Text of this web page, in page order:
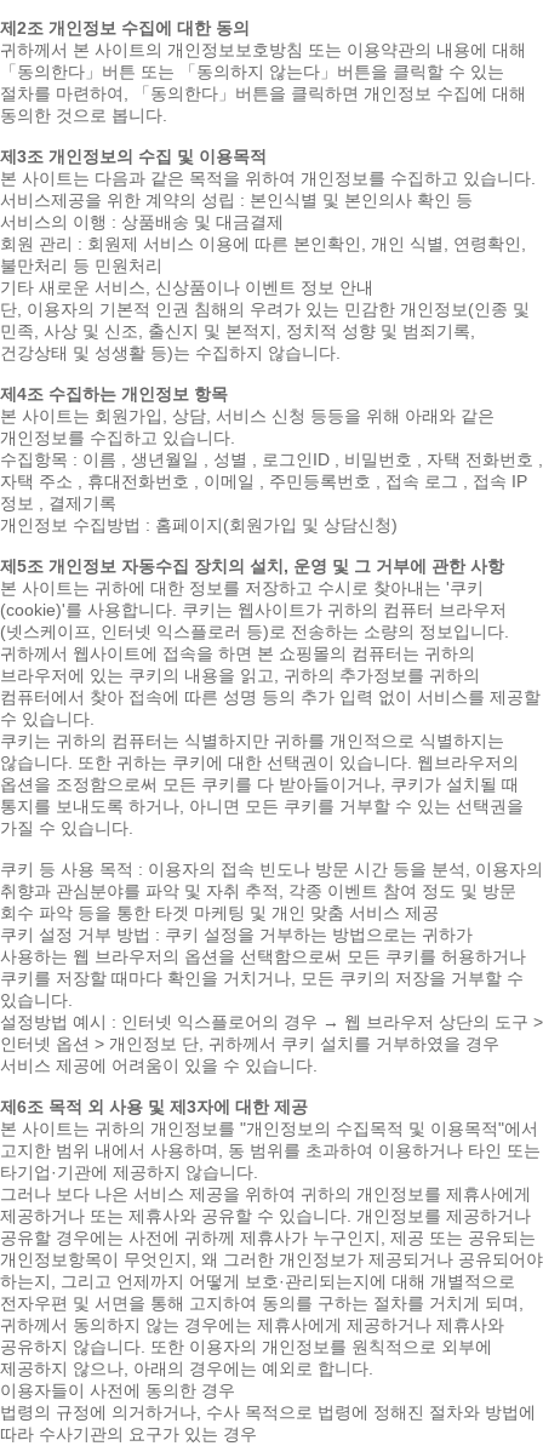
제2조 개인정보 수집에 대한 동의
귀하께서 본 사이트의 개인정보보호방침 또는 이용약관의 내용에 대해
「동의한다」버튼 또는 「동의하지 않는다」버튼을 클릭할 수 있는
절차를 마련하여, 「동의한다」버튼을 클릭하면 개인정보 수집에 대해
동의한 것으로 봅니다.
제3조 개인정보의 수집 및 이용목적
본 사이트는 다음과 같은 목적을 위하여 개인정보를 수집하고 있습니다.
서비스제공을 위한 계약의 성립 : 본인식별 및 본인의사 확인 등
서비스의 이행 : 상품배송 및 대금결제
회원 관리 : 회원제 서비스 이용에 따른 본인확인, 개인 식별, 연령확인,
불만처리 등 민원처리
기타 새로운 서비스, 신상품이나 이벤트 정보 안내
단, 이용자의 기본적 인권 침해의 우려가 있는 민감한 개인정보(인종 및
민족, 사상 및 신조, 출신지 및 본적지, 정치적 성향 및 범죄기록,
건강상태 및 성생활 등)는 수집하지 않습니다.
제4조 수집하는 개인정보 항목
본 사이트는 회원가입, 상담, 서비스 신청 등등을 위해 아래와 같은
개인정보를 수집하고 있습니다.
수집항목 : 이름 , 생년월일 , 성별 , 로그인ID , 비밀번호 , 자택 전화번호 ,
자택 주소 , 휴대전화번호 , 이메일 , 주민등록번호 , 접속 로그 , 접속 IP
정보 , 결제기록
개인정보 수집방법 : 홈페이지(회원가입 및 상담신청)
제5조 개인정보 자동수집 장치의 설치, 운영 및 그 거부에 관한 사항
본 사이트는 귀하에 대한 정보를 저장하고 수시로 찾아내는 '쿠키
(cookie)'를 사용합니다. 쿠키는 웹사이트가 귀하의 컴퓨터 브라우저
(넷스케이프, 인터넷 익스플로러 등)로 전송하는 소량의 정보입니다.
귀하께서 웹사이트에 접속을 하면 본 쇼핑몰의 컴퓨터는 귀하의
브라우저에 있는 쿠키의 내용을 읽고, 귀하의 추가정보를 귀하의
컴퓨터에서 찾아 접속에 따른 성명 등의 추가 입력 없이 서비스를 제공할
수 있습니다.
쿠키는 귀하의 컴퓨터는 식별하지만 귀하를 개인적으로 식별하지는
않습니다. 또한 귀하는 쿠키에 대한 선택권이 있습니다. 웹브라우저의
옵션을 조정함으로써 모든 쿠키를 다 받아들이거나, 쿠키가 설치될 때
통지를 보내도록 하거나, 아니면 모든 쿠키를 거부할 수 있는 선택권을
가질 수 있습니다.
쿠키 등 사용 목적 : 이용자의 접속 빈도나 방문 시간 등을 분석, 이용자의
취향과 관심분야를 파악 및 자취 추적, 각종 이벤트 참여 정도 및 방문
회수 파악 등을 통한 타겟 마케팅 및 개인 맞춤 서비스 제공
쿠키 설정 거부 방법 : 쿠키 설정을 거부하는 방법으로는 귀하가
사용하는 웹 브라우저의 옵션을 선택함으로써 모든 쿠키를 허용하거나
쿠키를 저장할 때마다 확인을 거치거나, 모든 쿠키의 저장을 거부할 수
있습니다.
설정방법 예시 : 인터넷 익스플로어의 경우 → 웹 브라우저 상단의 도구 >
인터넷 옵션 > 개인정보 단, 귀하께서 쿠키 설치를 거부하였을 경우
서비스 제공에 어려움이 있을 수 있습니다.
제6조 목적 외 사용 및 제3자에 대한 제공
본 사이트는 귀하의 개인정보를 "개인정보의 수집목적 및 이용목적"에서
고지한 범위 내에서 사용하며, 동 범위를 초과하여 이용하거나 타인 또는
타기업·기관에 제공하지 않습니다.
그러나 보다 나은 서비스 제공을 위하여 귀하의 개인정보를 제휴사에게
제공하거나 또는 제휴사와 공유할 수 있습니다. 개인정보를 제공하거나
공유할 경우에는 사전에 귀하께 제휴사가 누구인지, 제공 또는 공유되는
개인정보항목이 무엇인지, 왜 그러한 개인정보가 제공되거나 공유되어야
하는지, 그리고 언제까지 어떻게 보호·관리되는지에 대해 개별적으로
전자우편 및 서면을 통해 고지하여 동의를 구하는 절차를 거치게 되며,
귀하께서 동의하지 않는 경우에는 제휴사에게 제공하거나 제휴사와
공유하지 않습니다. 또한 이용자의 개인정보를 원칙적으로 외부에
제공하지 않으나, 아래의 경우에는 예외로 합니다.
이용자들이 사전에 동의한 경우
법령의 규정에 의거하거나, 수사 목적으로 법령에 정해진 절차와 방법에
따라 수사기관의 요구가 있는 경우